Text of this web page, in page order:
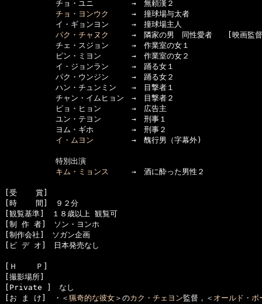
      　　　チョ・ユニ　　　　　→　無頼漢２
チョ・ヨンウク
→　撞球場与太者
      　　　イ・ギョンヨン　　　→　撞球場主人
パク・チャヌク
→　隣家の男　同性愛者　　[映画監
      　　　チェ・スジョン　　　→　作業室の女１
      　　　ピン・ミヨン　　　　→　作業室の女２
      　　　イ・ジョンラン　　　→　踊る女１
      　　　パク・ウンジン　　　→　踊る女２
      　　　ハン・チュンミン　　→　目撃者１
      　　　チャン・イムヒョン　→　目撃者２
      　　　ピョ・ヒョン　　　　→　広告主
      　　　ユン・テヨン　　　　→　刑事１
      　　　ヨム・ギホ　　　　　→　刑事２
イ・ムヨン →　醜行男（字幕外)
      　　　特別出演
キム・ミョンス →　酒に酔った男性２
[受    賞]
[時    間]　９２分
[観覧基準]　１８歳以上 観覧可
[制 作 者]　ソン・ヨンホ
[制作会社]　ソガン企画
[ビ デ オ]　日本発売なし
[Ｈ    Ｐ]
[撮影場所]
[Private ]　なし
[お ま け]　・＜ 猟奇的な彼女 ＞のカク・チェヨン監督，＜ オールド・ボ